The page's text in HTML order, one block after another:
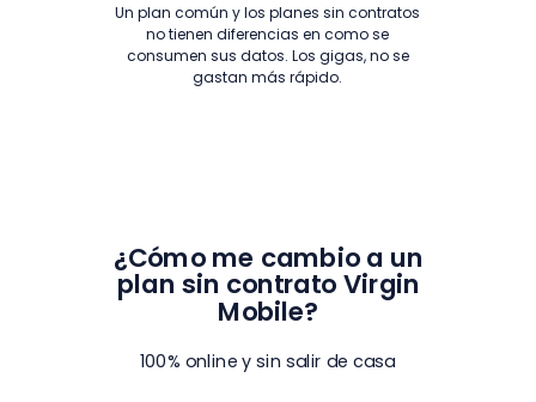
¿Cómo me cambio a un
plan sin contrato Virgin
Mobile?
Un plan común y los planes sin contratos
no tienen diferencias en como se
consumen sus datos. Los gigas, no se
gastan más rápido.
100% online y sin salir de casa